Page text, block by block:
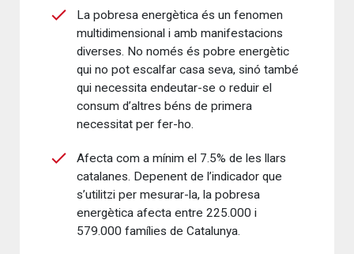
La pobresa energètica és un fenomen
multidimensional i amb manifestacions
diverses. No només és pobre energètic
qui no pot escalfar casa seva, sinó també
qui necessita endeutar-se o reduir el
consum d’altres béns de primera
necessitat per fer-ho.
Afecta com a mínim el 7.5% de les llars
catalanes. Depenent de l’indicador que
s’utilitzi per mesurar-la, la pobresa
energètica afecta entre 225.000 i
579.000 famílies de Catalunya.